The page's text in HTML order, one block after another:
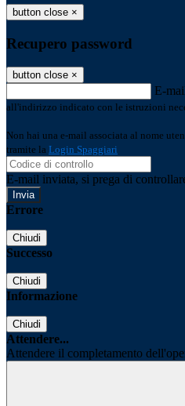
button close ×
Recupero password
button close ×
E-
all'indirizzo indicato con le istruzioni
Non hai una e-mail associata al nome
tramite la Login Spaggiari
E-mail inviata, si prega di
Errore
Chiudi
Successo
Chiudi
Informazione
Chiudi
Attendere...
Attendere il completamento